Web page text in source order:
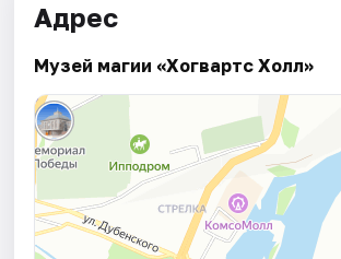
Адрес
Музей магии «Хогвартс Холл»